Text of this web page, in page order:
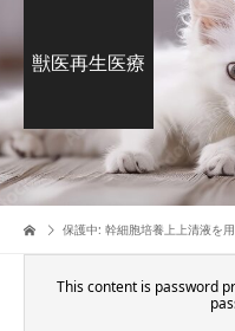
獣医再生医療
保護中: 幹細胞培養上上清液を
This content is password